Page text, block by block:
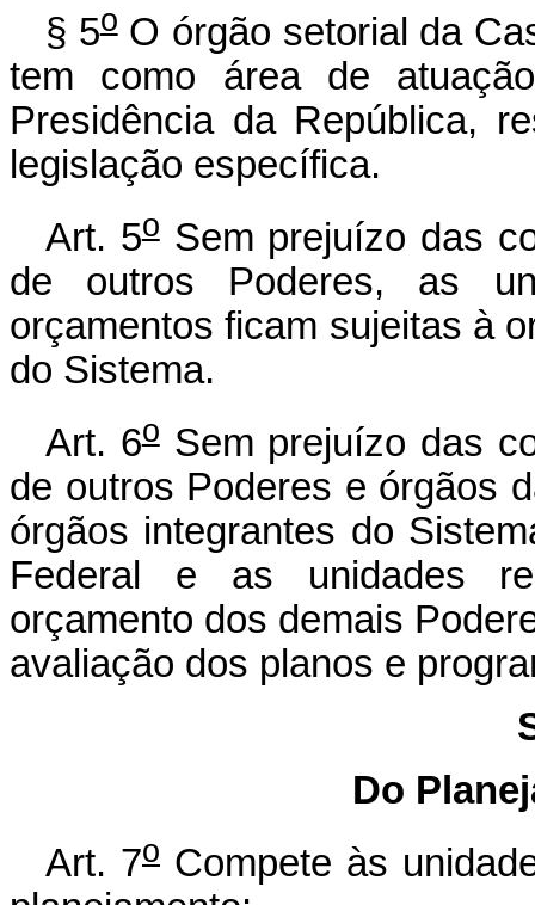
§ 5oO órgão setorial da
tem como área de
Presidência da República,
legislação específica.
Art. 5oSem prejuízo das
de outros Poderes, as
orçamentos ficam sujeitas à
do Sistema.
Art. 6oSem prejuízo das
de outros Poderes e órgãos
órgãos integrantes do
Federal e as unidades
orçamento dos demais
avaliação dos planos e
Do
Art. 7o Compete às